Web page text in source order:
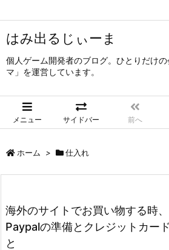
はみ出るじぃーま
個人ゲーム開発者のブログ。ひとりだけ
マ」を運営しています。
メニュー サイドバー 前へ
ホーム > 仕入れ
海外のサイトでお買い物する時
Paypalの準備とクレジットカー
と